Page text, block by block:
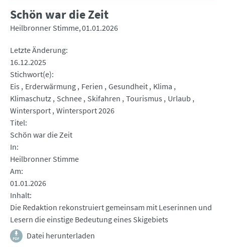
Schön war die Zeit
Heilbronner Stimme 01.01.2026
Letzte Änderung
16.12.2025
Stichwort(e)
Eis
Erderwärmung Ferien Gesundheit Klima
Klimaschutz Schnee Skifahren Tourismus
Urlaub
Wintersport Wintersport 2026
Titel
Schön war die Zeit
In
Heilbronner Stimme
Am
01.01.2026
Inhalt
Die Redaktion rekonstruiert gemeinsam mit Leserinnen und
Lesern die einstige Bedeutung eines Skigebiets
Datei herunterladen